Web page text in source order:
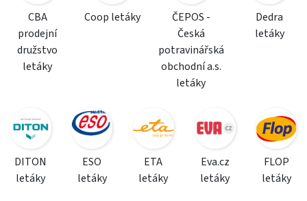
CBA
prodejní
družstvo
letáky
Coop letáky
ČEPOS -
Česká
potravinářská
obchodní a.s.
letáky
Dedra
letáky
DITON
letáky
ESO
letáky
ETA
letáky
Eva.cz
letáky
FLOP
letáky